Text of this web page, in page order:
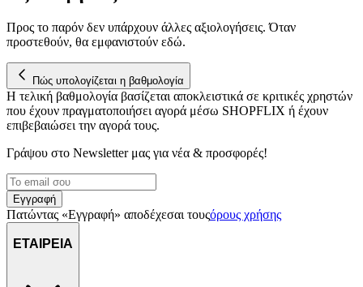
για να αποθηκεύουμε και να έχουμε πρόσβαση σε πληροφορίες
στη συσκευή σας, με σκοπό την προβολή εξατομικευμένων
διαφημίσεις και περιεχόμενο, την καλύτερη εικόνα του κοινού
μας και την ανάπτυξη προϊόντων. Επίσης, κοινοποιούμε
πληροφορίες σχετικά με την από μέρους σας χρήση της
τοποθεσίας μας στους συνεργάτες μέσων κοινωνικής
Προς το παρόν δεν υπάρχουν άλλες αξιολογήσεις. Όταν
προστεθούν, θα εμφανιστούν εδώ.
Πώς υπολογίζεται η βαθμολογία
Η τελική βαθμολογία βασίζεται αποκλειστικά σε κριτικές χρηστών
που έχουν πραγματοποιήσει αγορά μέσω SHOPFLIX ή έχουν
επιβεβαιώσει την αγορά τους.
Γράψου στο Νewsletter μας για νέα & προσφορές!
Εγγραφή
Πατώντας «Εγγραφή» αποδέχεσαι τουςόρους χρήσης
ΕΤΑΙΡΕΙΑ